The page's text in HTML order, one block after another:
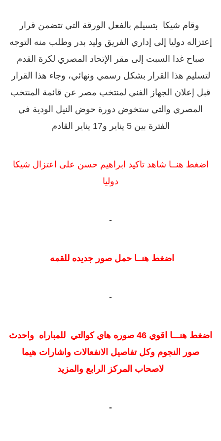
وقام شيكا بتسيلم بالفعل الورقة التي تتضمن قرار
إعتزاله دوليا إلى إداري الفريق وليد بدر وطلب منه التوجه
صباح غدا السبت إلى مقر الإتحاد المصري لكرة القدم
لتسليم هذا القرار بشكل رسمي ونهائي، وجاء هذا القرار
قبل إعلان الجهاز الفني لمنتخب مصر عن قائمة المنتخب
المصري والتي ستخوض دورة حوض النيل الودية في
الفترة بين 5 يناير و17 يناير القادم
اضغط هنــا شاهد تاكيد ابراهيم حسن على اعتزال شيكا
دوليا
-
اضغط هنــا حمل صور جديده للقمه
-
اضغط هنـــا اقوي 46 صوره هاي كوالتي للمباراه واحدث
صور النجوم وكل تفاصيل الانفعالات واشارات هيما
لاصحاب المركز الرابع والمزيد
-